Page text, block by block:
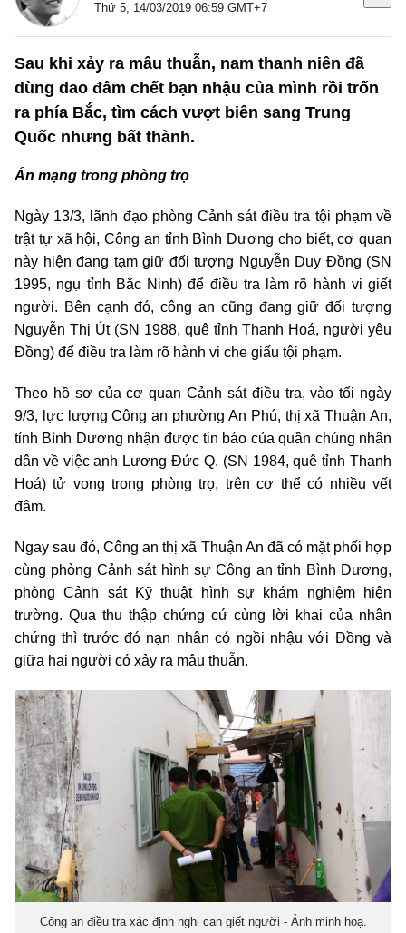
Thứ 5, 14/03/2019 06:59 GMT+7
Sau khi xảy ra mâu thuẫn, nam thanh niên đã
dùng dao đâm chết bạn nhậu của mình rồi trốn
ra phía Bắc, tìm cách vượt biên sang Trung
Quốc nhưng bất thành.
Án mạng trong phòng trọ
Ngày 13/3, lãnh đạo phòng Cảnh sát điều tra tội phạm về
trật tự xã hội, Công an tỉnh Bình Dương cho biết, cơ quan
này hiện đang tạm giữ đối tượng Nguyễn Duy Đồng (SN
1995, ngụ tỉnh Bắc Ninh) để điều tra làm rõ hành vi giết
người. Bên cạnh đó, công an cũng đang giữ đối tượng
Nguyễn Thị Út (SN 1988, quê tỉnh Thanh Hoá, người yêu
Đồng) để điều tra làm rõ hành vi che giấu tội phạm.
Theo hồ sơ của cơ quan Cảnh sát điều tra, vào tối ngày
9/3, lực lượng Công an phường An Phú, thị xã Thuận An,
tỉnh Bình Dương nhận được tin báo của quần chúng nhân
dân về việc anh Lương Đức Q. (SN 1984, quê tỉnh Thanh
Hoá) tử vong trong phòng trọ, trên cơ thể có nhiều vết
đâm.
Ngay sau đó, Công an thị xã Thuận An đã có mặt phối hợp
cùng phòng Cảnh sát hình sự Công an tỉnh Bình Dương,
phòng Cảnh sát Kỹ thuật hình sự khám nghiệm hiện
trường. Qua thu thập chứng cứ cùng lời khai của nhân
chứng thì trước đó nạn nhân có ngồi nhậu với Đồng và
giữa hai người có xảy ra mâu thuẫn.
Công an điều tra xác định nghi can giết người - Ảnh minh hoạ.